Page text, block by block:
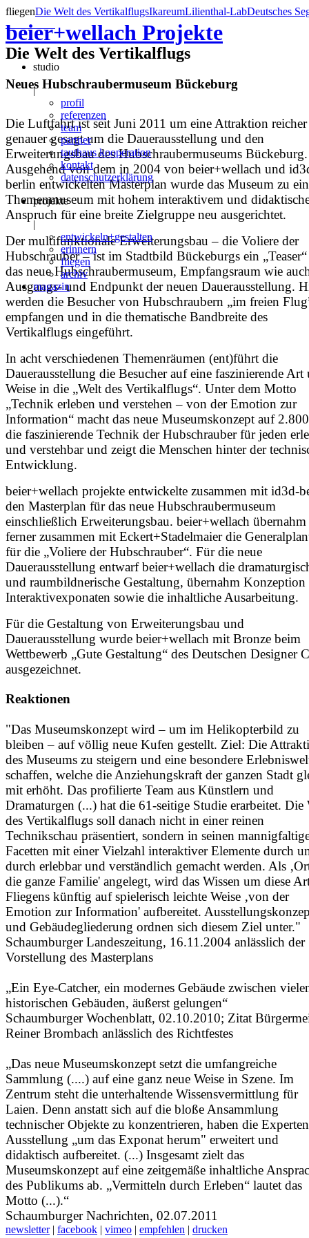
beier+wellach Projekte
studio
|
profil
referenzen
team
partner
tauthaus kooperation
kontakt
datenschutzerklärung
projekte
|
entwickeln+gestalten
erinnern
fliegen
archiv
magazin
fliegenDie Welt des VertikalflugsIkareumLilienthal-LabDeutsches
Die Welt des Vertikalflugs
Neues Hubschraubermuseum Bückeburg
Die Luftfahrt ist seit Juni 2011 um eine Attraktion
genauer gesagt um die Dauerausstellung und den
Erweiterungsbau des Hubschraubermuseums Bückeburg.
Ausgehend von dem in 2004 von beier+wellach und
berlin entwickelten Masterplan wurde das Museum zu
Themenmuseum mit hohem interaktivem und
Anspruch für eine breite Zielgruppe neu ausgerichtet.
Der multifunktionale Erweiterungsbau – die Voliere der
Hubschrauber – ist im Stadtbild Bückeburgs ein
das neue Hubschraubermuseum, Empfangsraum wie
Ausgangs- und Endpunkt der neuen Dauerausstellung.
werden die Besucher von Hubschraubern „im freien
empfangen und in die thematische Bandbreite des
Vertikalflugs eingeführt.
In acht verschiedenen Themenräumen (ent)führt die
Dauerausstellung die Besucher auf eine faszinierende Art
Weise in die „Welt des Vertikalflugs“. Unter dem Motto
„Technik erleben und verstehen – von der Emotion zur
Information“ macht das neue Museumskonzept auf
die faszinierende Technik der Hubschrauber für jeden
und verstehbar und zeigt die Menschen hinter der
Entwicklung.
beier+wellach projekte entwickelte zusammen mit id3d-
den Masterplan für das neue Hubschraubermuseum
einschließlich Erweiterungsbau. beier+wellach übernahm
ferner zusammen mit Eckert+Stadelmaier die
für die „Voliere der Hubschrauber“. Für die neue
Dauerausstellung entwarf beier+wellach die
und raumbildnerische Gestaltung, übernahm
Interaktivexponaten sowie die inhaltliche Ausarbeitung.
Für die Gestaltung von Erweiterungsbau und
Dauerausstellung wurde beier+wellach mit Bronze beim
Wettbewerb „Gute Gestaltung“ des Deutschen Designer
ausgezeichnet.
Reaktionen
"Das Museumskonzept wird – um im Helikopterbild zu
bleiben – auf völlig neue Kufen gestellt. Ziel: Die
des Museums zu steigern und eine besondere
schaffen, welche die Anziehungskraft der ganzen Stadt
mit erhöht. Das profilierte Team aus Künstlern und
Dramaturgen (...) hat die 61-seitige Studie erarbeitet. Die
des Vertikalflugs soll danach nicht in einer reinen
Technikschau präsentiert, sondern in seinen
Facetten mit einer Vielzahl interaktiver Elemente durch
durch erlebbar und verständlich gemacht werden. Als
die ganze Familie' angelegt, wird das Wissen um diese
Fliegens künftig auf spielerisch leichte Weise ‚von der
Emotion zur Information' aufbereitet.
und Gebäudegliederung ordnen sich diesem Ziel unter."
Schaumburger Landeszeitung, 16.11.2004 anlässlich der
Vorstellung des Masterplans
„Ein Eye-Catcher, ein modernes Gebäude zwischen
historischen Gebäuden, äußerst gelungen“
Schaumburger Wochenblatt, 02.10.2010; Zitat
Reiner Brombach anlässlich des Richtfestes
„Das neue Museumskonzept setzt die umfangreiche
Sammlung (....) auf eine ganz neue Weise in Szene. Im
Zentrum steht die unterhaltende Wissensvermittlung für
Laien. Denn anstatt sich auf die bloße Ansammlung
technischer Objekte zu konzentrieren, haben die
Ausstellung „um das Exponat herum" erweitert und
didaktisch aufbereitet. (...) Insgesamt zielt das
Museumskonzept auf eine zeitgemäße inhaltliche
des Publikums ab. „Vermitteln durch Erleben“ lautet das
Motto (...).“
Schaumburger Nachrichten, 02.07.2011
newsletter| facebook | vimeo | empfehlen | drucken